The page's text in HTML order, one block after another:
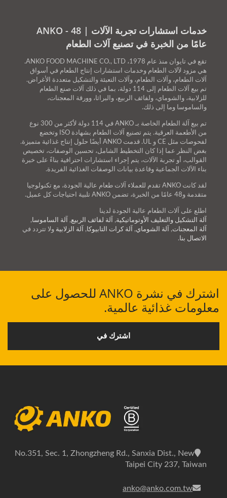
خدمات استشارات تجربة الآلات | ANKO - 48
عامًا من الخبرة في تصنيع آلات الطعام
تقع في تايوان منذ عام 1978، ANKO FOOD MACHINE CO., LTD.
هي مزود لآلات الطعام وخدمات استشارات إنتاج الطعام في أسواق
آلات الطعام، وآلات الطعام، وآلات التعبئة والتشكيل متعددة الأغراض.
تم بيع آلات الطعام إلى 114 دولة، بما في ذلك آلات صنع الطعام
للزلابية، والشوماي، ولفائف الربيع، والبراثا، وورقة المعجنات،
والساموسا وما إلى ذلك.
تم بيع آلة الطعام الخاصة بـ ANKO في 114 دولة لأكثر من 300 نوع
من الأطعمة العرقية. يتم تصنيع آلات الطعام بشهادة ISO وتخضع
لفحوصات مثل CE و UL. قدمت ANKO أيضًا حلول إنتاج غذائية متميزة.
بغض النظر عما إذا كان التخطيط الشامل، تحسين الوصفات، تخصيص
القوالب، أو تجربة الآلات، يتم إجراء استشارات احترافية بناءً على خبرة
بناء الآلات الجماعية وقاعدة بيانات الوصفات الغذائية الفريدة.
لقد كانت ANKO تقدم للعملاء آلات طعام عالية الجودة، مع تكنولوجيا
متقدمة و48 عامًا من الخبرة، تضمن ANKO تلبية احتياجات كل عميل.
اطلع على آلات الطعام عالية الجودة لدينا
آلة التشكيل والتغليف الأوتوماتيكية, آلة لفائف الربيع, آلة الساموسا,
آلة المعجنات, آلة الشوماي, آلة كرات التابيوكا, آلة الزلابية ولا تتردد في
الاتصال بنا.
اشترك في نشرة ANKO للحصول على
معلومات غذائية عالمية.
اشترك في
No.351, Sec. 1, Zhongzheng Rd., Sanxia Dist., New
Taipei City 237, Taiwan
anko@anko.com.tw